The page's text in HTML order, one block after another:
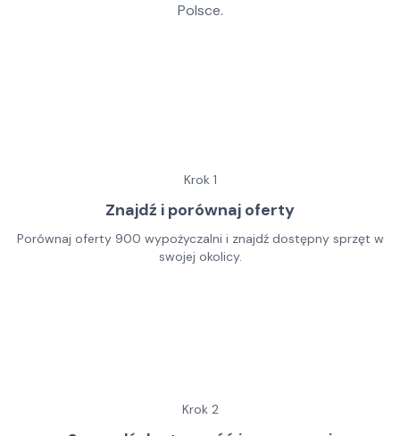
Polsce.
Krok 1
Znajdź i porównaj oferty
Porównaj oferty 900 wypożyczalni i znajdź dostępny sprzęt w
swojej okolicy.
Krok 2